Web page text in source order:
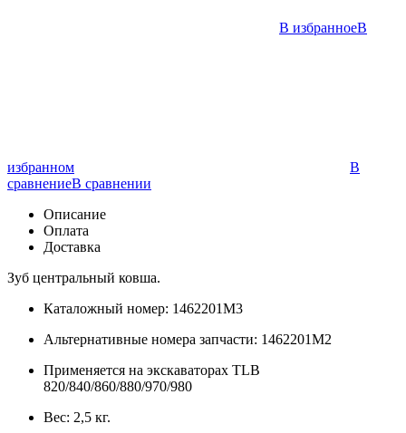
В избранноеВ
избранном
В
сравнениеВ сравнении
Описание
Оплата
Доставка
Зуб центральный ковша.
Каталожный номер: 1462201М3
Альтернативные номера запчасти: 1462201М2
Применяется на экскаваторах TLB
820/840/860/880/970/980
Вес: 2,5 кг.